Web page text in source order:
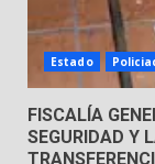
Estado
FISCALÍA
SEGURIDAD Y